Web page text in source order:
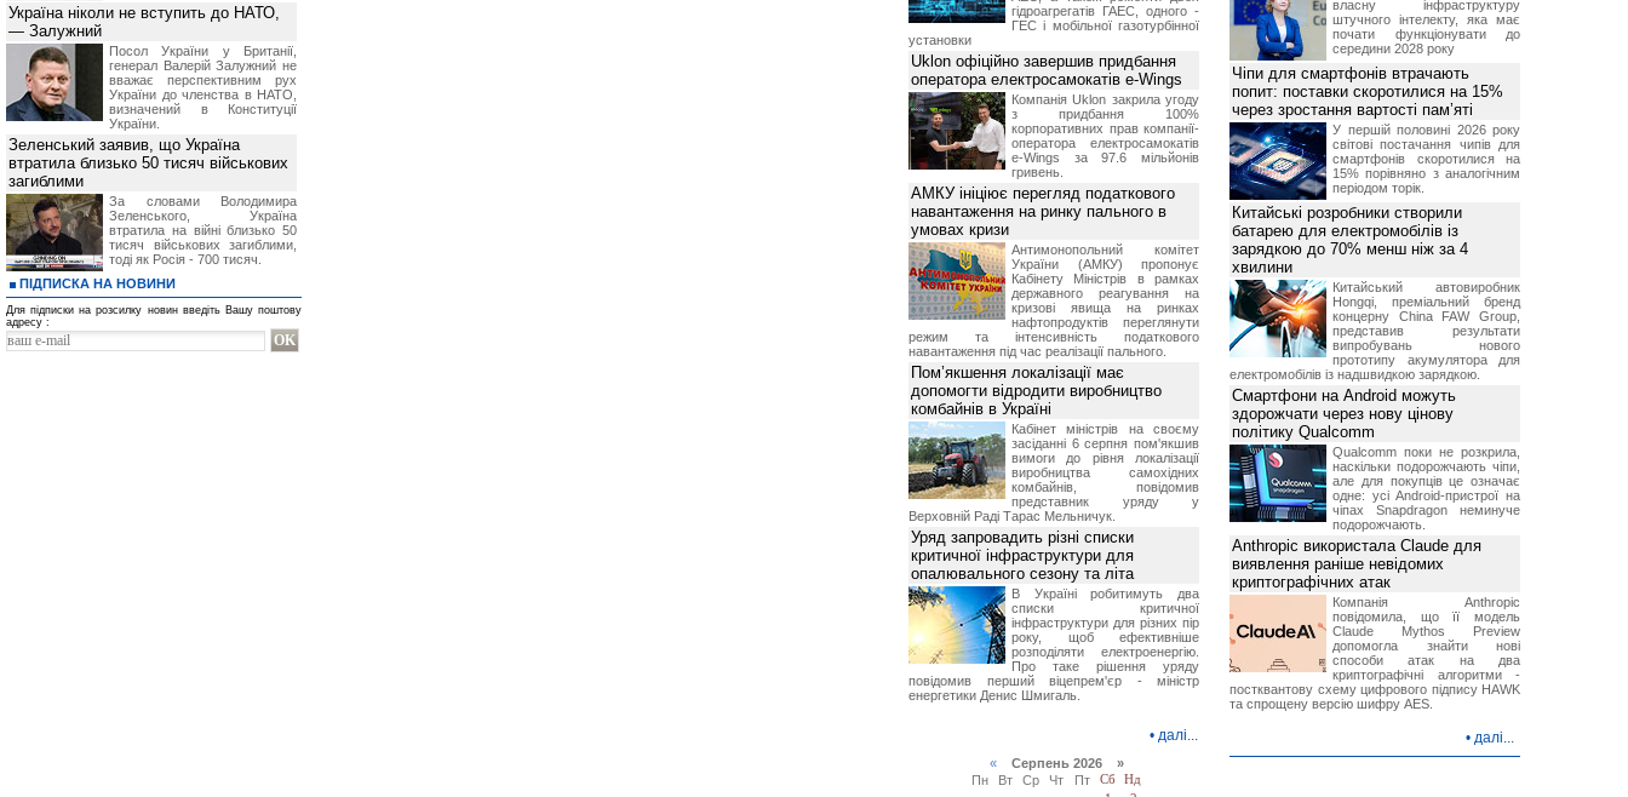
Україна ніколи не вступить до НАТО,
— Залужний
Посол України у Британії,
генерал Валерій Залужний не
вважає перспективним рух
України до членства в НАТО,
визначений в Конституції
України.
Зеленський заявив, що Україна
втратила близько 50 тисяч військових
загиблими
За словами Володимира
Зеленського, Україна
втратила на війні близько 50
тисяч військових загиблими,
тоді як Росія - 700 тисяч.
ПІДПИСКА НА НОВИНИ
Для підписки на розсилку новин введіть Вашу поштову
адресу :
гідроагрегатів ГАЕС, одного -
ГЕС і мобільної газотурбінної
установки
Uklon офіційно завершив придбання
оператора електросамокатів e-Wings
Компанія Uklon закрила угоду
з придбання 100%
корпоративних прав компанії-
оператора електросамокатів
e-Wings за 97.6 мільйонів
гривень.
АМКУ ініціює перегляд податкового
навантаження на ринку пального в
умовах кризи
Антимонопольний комітет
України (АМКУ) пропонує
Кабінету Міністрів в рамках
державного реагування на
кризові явища на ринках
нафтопродуктів переглянути
режим та інтенсивність податкового
навантаження під час реалізації пального.
Пом’якшення локалізації має
допомогти відродити виробництво
комбайнів в Україні
Кабінет міністрів на своєму
засіданні 6 серпня пом'якшив
вимоги до рівня локалізації
виробництва самохідних
комбайнів, повідомив
представник уряду у
Верховній Раді Тарас Мельничук.
Уряд запровадить різні списки
критичної інфраструктури для
опалювального сезону та літа
В Україні робитимуть два
списки критичної
інфраструктури для різних пір
року, щоб ефективніше
розподіляти електроенергію.
Про таке рішення уряду
повідомив перший віцепрем'єр - міністр
енергетики Денис Шмигаль.
• далі...
«Серпень 2026 »
Пн
Вт Ср Чт Пт Сб
Нд
власну інфраструктуру
штучного інтелекту, яка має
почати функціонувати до
середини 2028 року
Чіпи для смартфонів втрачають
попит: поставки скоротилися на 15%
через зростання вартості пам’яті
У першій половині 2026 року
світові постачання чипів для
смартфонів скоротилися на
15% порівняно з аналогічним
періодом торік.
Китайські розробники створили
батарею для електромобілів із
зарядкою до 70% менш ніж за 4
хвилини
Китайський автовиробник
Hongqi, преміальний бренд
концерну China FAW Group,
представив результати
випробувань нового
прототипу акумулятора для
електромобілів із надшвидкою зарядкою.
Смартфони на Android можуть
здорожчати через нову цінову
політику Qualcomm
Qualcomm поки не розкрила,
наскільки подорожчають чіпи,
але для покупців це означає
одне: усі Android-пристрої на
чіпах Snapdragon неминуче
подорожчають.
Anthropic використала Claude для
виявлення раніше невідомих
криптографічних атак
Компанія Anthropic
повідомила, що її модель
Claude Mythos Preview
допомогла знайти нові
способи атак на два
криптографічні алгоритми -
постквантову схему цифрового підпису HAWK
та спрощену версію шифру AES.
• далі...